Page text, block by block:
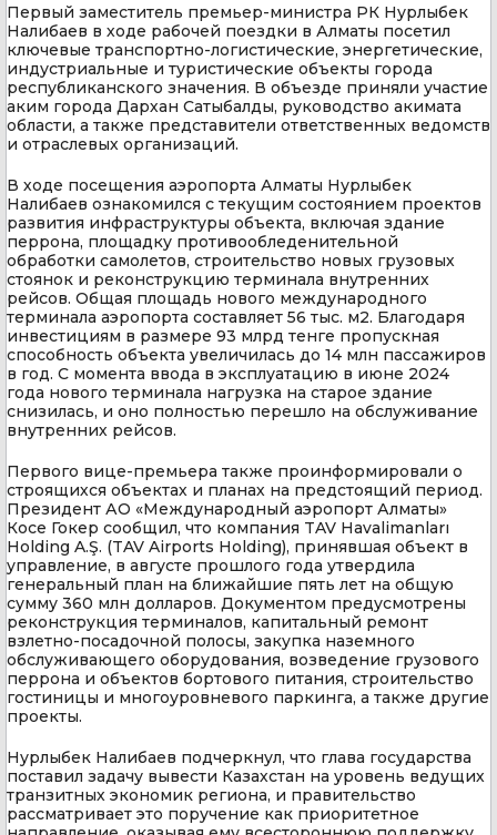
Первый заместитель премьер-министра РК Нурлыбек
Налибаев в ходе рабочей поездки в Алматы посетил
ключевые транспортно-логистические, энергетические,
индустриальные и туристические объекты города
республиканского значения. В объезде приняли участие
аким города Дархан Сатыбалды, руководство акимата
области, а также представители ответственных ведомств
и отраслевых организаций.
В ходе посещения аэропорта Алматы Нурлыбек
Налибаев ознакомился с текущим состоянием проектов
развития инфраструктуры объекта, включая здание
перрона, площадку противообледенительной
обработки самолетов, строительство новых грузовых
стоянок и реконструкцию терминала внутренних
рейсов. Общая площадь нового международного
терминала аэропорта составляет 56 тыс. м2. Благодаря
инвестициям в размере 93 млрд тенге пропускная
способность объекта увеличилась до 14 млн пассажиров
в год. С момента ввода в эксплуатацию в июне 2024
года нового терминала нагрузка на старое здание
снизилась, и оно полностью перешло на обслуживание
внутренних рейсов.
Первого вице-премьера также проинформировали о
строящихся объектах и планах на предстоящий период.
Президент АО «Международный аэропорт Алматы»
Косе Гокер сообщил, что компания TAV Havalimanları
Holding A.Ş. (TAV Airports Holding), принявшая объект в
управление, в августе прошлого года утвердила
генеральный план на ближайшие пять лет на общую
сумму 360 млн долларов. Документом предусмотрены
реконструкция терминалов, капитальный ремонт
взлетно-посадочной полосы, закупка наземного
обслуживающего оборудования, возведение грузового
перрона и объектов бортового питания, строительство
гостиницы и многоуровневого паркинга, а также другие
проекты.
Нурлыбек Налибаев подчеркнул, что глава государства
поставил задачу вывести Казахстан на уровень ведущих
транзитных экономик региона, и правительство
рассматривает это поручение как приоритетное